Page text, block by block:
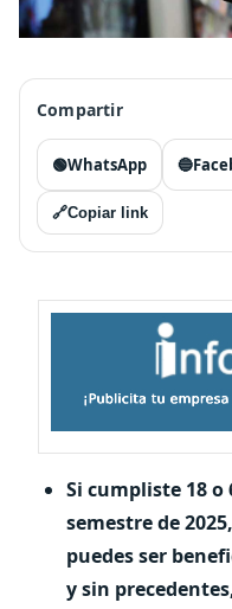
Compartir
🟢WhatsApp 🔵
🔗Copiar link
Si cumpliste 18 o
semestre de
puedes ser
y sin